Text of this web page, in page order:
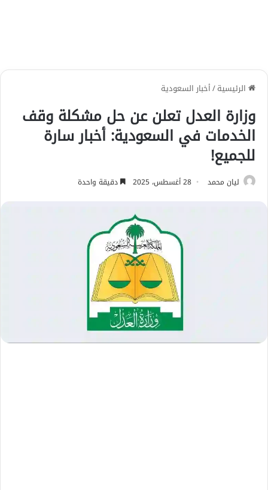
الرئيسية/أخبار السعودية
وزارة العدل تعلن عن حل مشكلة وقف
الخدمات في السعودية: أخبار سارة
للجميع!
ليان محمد 28 أغسطس، 2025 دقيقة واحدة